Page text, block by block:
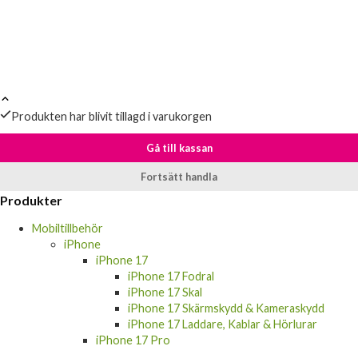
Produkten har blivit tillagd i varukorgen
Gå till kassan
Fortsätt handla
Produkter
Mobiltillbehör
iPhone
iPhone 17
iPhone 17 Fodral
iPhone 17 Skal
iPhone 17 Skärmskydd & Kameraskydd
iPhone 17 Laddare, Kablar & Hörlurar
iPhone 17 Pro